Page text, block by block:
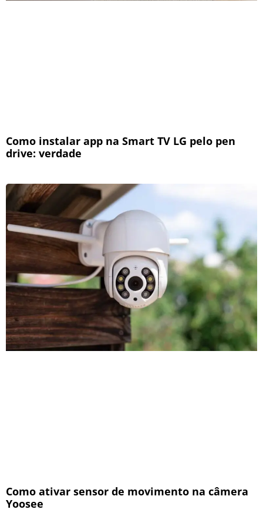
Como instalar app na Smart TV LG pelo pen
drive: verdade
Como ativar sensor de movimento na câmera
Yoosee